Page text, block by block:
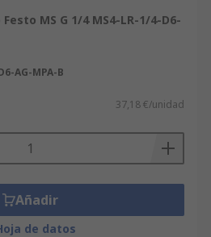
MS G 1/4 MS4-LR-1/4-D6-
AG-MPA-B
37,18 €/unidad
Añadir
de datos